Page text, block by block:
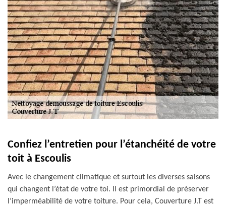
Confiez l’entretien pour l’étanchéité de votre
toit à Escoulis
Avec le changement climatique et surtout les diverses saisons
qui changent l’état de votre toi. Il est primordial de préserver
l’imperméabilité de votre toiture. Pour cela, Couverture J.T est